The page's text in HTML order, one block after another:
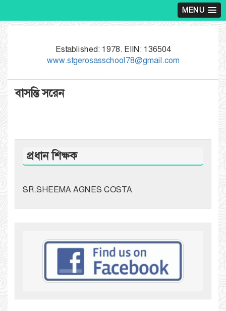
MENU
Established: 1978. EIIN: 136504
www.stgerosasschool78@gmail.com
বাসন্তি সরেন
প্রধান শিক্ষক
SR.SHEEMA AGNES COSTA